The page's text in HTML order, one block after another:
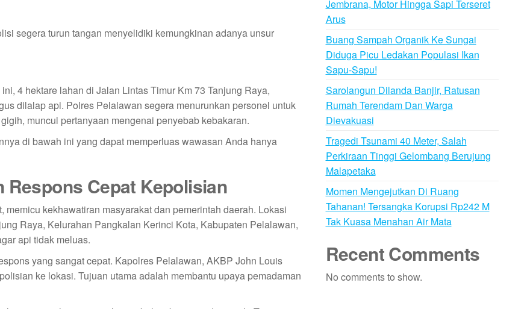
segera turun tangan menyelidiki kemungkinan adanya unsur
4 hektare lahan di Jalan Lintas Timur Km 73 Tanjung Raya,
dilalap api. Polres Pelalawan segera menurunkan personel untuk
muncul pertanyaan mengenai penyebab kebakaran.
di bawah ini yang dapat memperluas wawasan Anda hanya
Respons Cepat Kepolisian
kekhawatiran masyarakat dan pemerintah daerah. Lokasi
Raya, Kelurahan Pangkalan Kerinci Kota, Kabupaten Pelalawan,
api tidak meluas.
yang sangat cepat. Kapolres Pelalawan, AKBP John Louis
ke lokasi. Tujuan utama adalah membantu upaya pemadaman
Jembrana, Motor Hingga Sapi Terseret
Arus
Buang Sampah Organik Ke Sungai
Diduga Picu Ledakan Populasi Ikan
Sapu-Sapu!
Sarolangun Dilanda Banjir, Ratusan
Rumah Terendam Dan Warga
Dievakuasi
Tragedi Tsunami 40 Meter, Salah
Perkiraan Tinggi Gelombang Berujung
Malapetaka
Momen Mengejutkan Di Ruang
Tahanan! Tersangka Korupsi Rp242 M
Tak Kuasa Menahan Air Mata
Recent Comments
No comments to show.